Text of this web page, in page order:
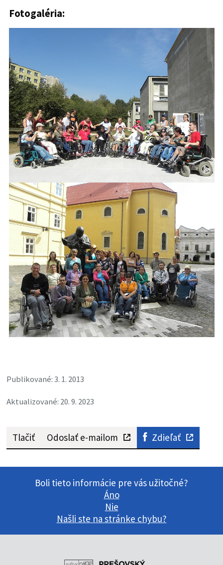
Fotogaléria:
Publikované: 3. 1. 2013
Aktualizované: 20. 9. 2023
Tlačiť Odoslať e-mailom Zdieľať
Boli tieto informácie pre vás užitočné?
Áno
Nie
Našli ste na stránke chybu?